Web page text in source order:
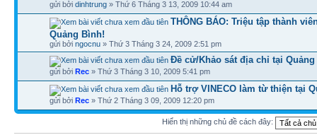
gửi bởi dinhtrung » Thứ 6 Tháng 3 13, 2009 10:44 am
THÔNG BÁO: Triệu tập thành
Quảng Bình!
gửi bởi ngocnu » Thứ 3 Tháng 3 24, 2009 2:51 pm
Đề cử/Khảo sát địa chỉ tại
gửi bởi Rec » Thứ 3 Tháng 3 10, 2009 5:41 pm
Hỗ trợ VINECO làm từ thiện tại
gửi bởi Rec » Thứ 2 Tháng 3 09, 2009 12:20 pm
Hiển thị những chủ đề cách đây: